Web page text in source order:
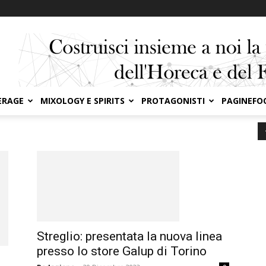
MIXOLOGY E SPIRITS PROTAGONISTI
Streglio: presentata la nuova linea
presso lo store Galup di Torino